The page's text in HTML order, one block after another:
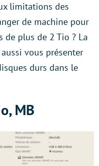
limitations des
de machine pour
plus de 2 Tio ? La
vous présenter
durs dans le
MB